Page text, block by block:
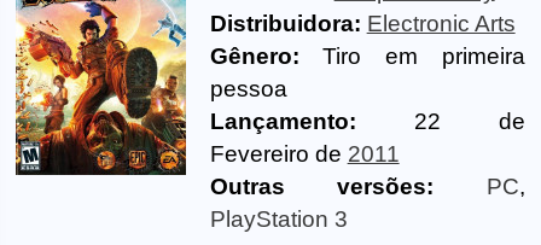
Distribuidora: Electronic Arts
Gênero:
Tiro em primeira
pessoa
Lançamento: 22 de
Fevereiro de 2011
Outras versões:
PC,
PlayStation 3